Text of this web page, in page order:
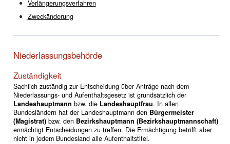
Verlängerungsverfahren
Zweckänderung
Niederlassungsbehörde
Zuständigkeit
Sachlich zuständig zur Entscheidung über Anträge nach dem
Niederlassungs- und Aufenthaltsgesetz ist grundsätzlich der
Landeshauptmann bzw. die Landeshauptfrau. In allen
Bundesländern hat der Landeshauptmann den Bürgermeister
(Magistrat)bzw. den Bezirkshauptmann (Bezirkshauptmannschaft)
ermächtigt Entscheidungen zu treffen. Die Ermächtigung betrifft aber
nicht in jedem Bundesland alle Aufenthaltstitel.